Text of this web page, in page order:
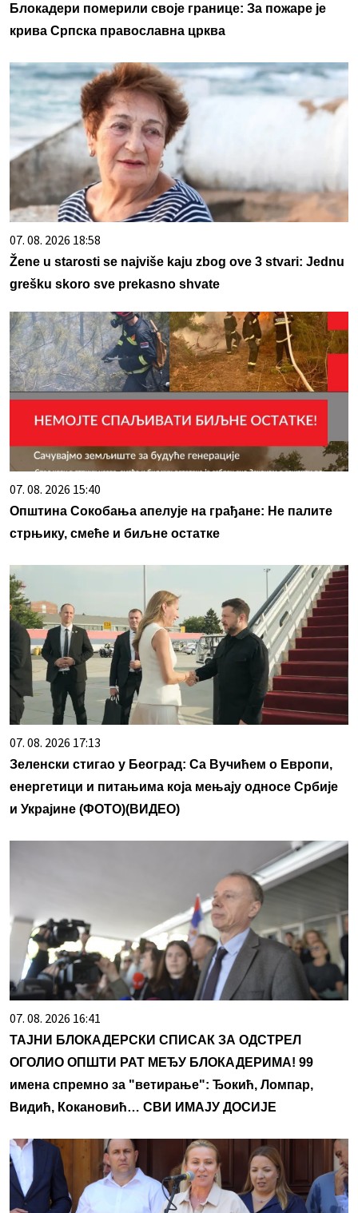
Блокадери померили своје границе: За пожаре је
крива Српска православна црква
07. 08. 2026 18:58
Žene u starosti se najviše kaju zbog ove 3 stvari: Jednu
grešku skoro sve prekasno shvate
07. 08. 2026 15:40
Општина Сокобања апелује на грађане: Не палите
стрњику, смеће и биљне остатке
07. 08. 2026 17:13
Зеленски стигао у Београд: Са Вучићем о Европи,
енергетици и питањима која мењају односе Србије
и Украјине (ФОТО)(ВИДЕО)
07. 08. 2026 16:41
ТАЈНИ БЛОКАДЕРСКИ СПИСАК ЗА ОДСТРЕЛ
ОГОЛИО ОПШТИ РАТ МЕЂУ БЛОКАДЕРИМА! 99
имена спремно за "ветирање": Ђокић, Ломпар,
Видић, Кокановић… СВИ ИМАЈУ ДОСИЈЕ